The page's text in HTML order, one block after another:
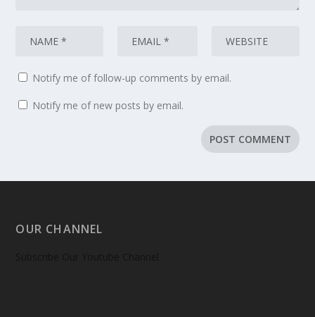
Notify me of follow-up comments by email.
Notify me of new posts by email.
OUR CHANNEL